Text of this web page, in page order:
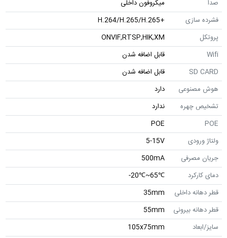
صدا
میکروفون داخلی
فشرده سازی
+H.264/H.265/H.265
پروتکل
ONVIF,RTSP,HIK,XM
Wifi
قابل اضافه شدن
SD CARD
قابل اضافه شدن
هوش مصنوعی
دارد
تشخیص چهره
ندارد
POE
POE
ولتاژ ورودی
5-15V
جریان مصرفی
500mA
دمای کارکرد
℃65~℃20-
قطر دهانه داخلی
35mm
قطر دهانه بیرونی
55mm
سایز/ابعاد
105x75mm